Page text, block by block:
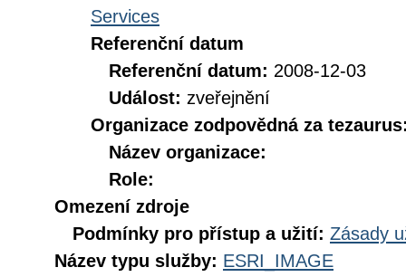
Services
Referenční datum
Referenční datum: 2008-12-03
Událost: zveřejnění
Organizace zodpovědná za
Název organizace:
Role:
Omezení zdroje
Podmínky pro přístup a užití: Zásady
Název typu služby: ESRI_IMAGE